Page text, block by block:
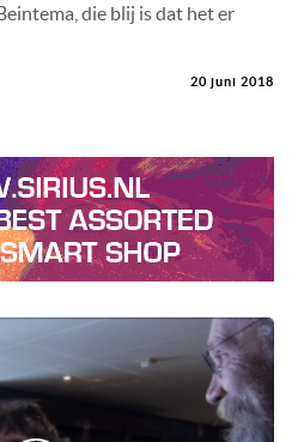
die blij is dat het er
20 juni 2018